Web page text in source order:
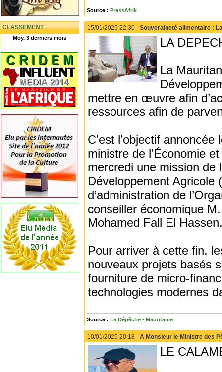
CLASSEMENT
Moy. 3 derniers mois
Source : PressAfrik
15/01/2025 22:30 - Souveraineté alimentaire :
LA
La
mettre en œuvre afin
ressources afin de
C’est l’objectif
ministre de l’Économie
mercredi une mission de
Développement Agricole
d’administration de
conseiller économique
Mohamed Fall El Hassen.
Pour arriver à cette fin,
nouveaux projets basés
fourniture de micro-
technologies modernes
Source : La Dépêche - Mauritanie
10/01/2025 20:18 - A Monsieur le Ministre des
LE